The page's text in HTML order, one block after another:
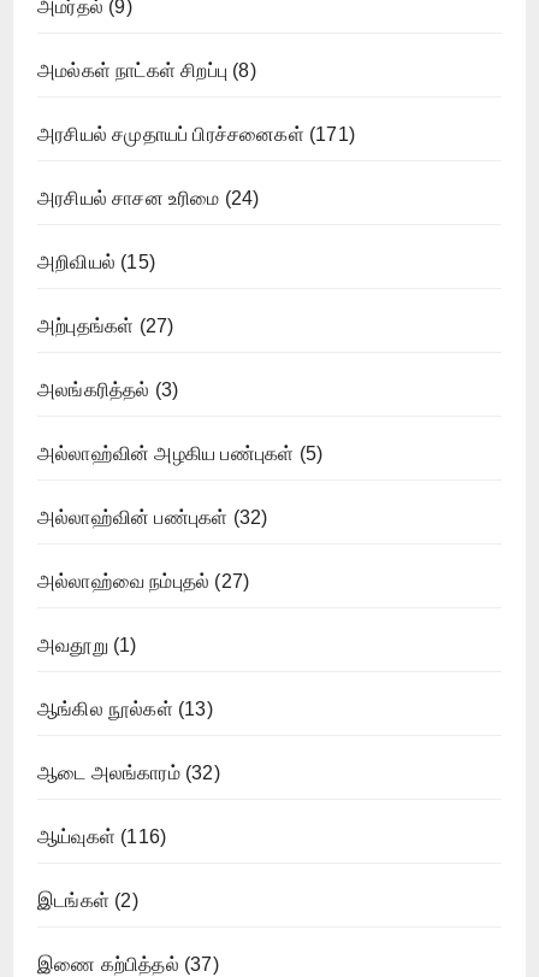
அமர்தல் (9)
அமல்கள் நாட்கள் சிறப்பு (8)
அரசியல் சமுதாயப் பிரச்சனைகள் (171)
அரசியல் சாசன உரிமை (24)
அறிவியல் (15)
அற்புதங்கள் (27)
அலங்கரித்தல் (3)
அல்லாஹ்வின் அழகிய பண்புகள் (5)
அல்லாஹ்வின் பண்புகள் (32)
அல்லாஹ்வை நம்புதல் (27)
அவதூறு (1)
ஆங்கில நூல்கள் (13)
ஆடை அலங்காரம்(32)
ஆய்வுகள் (116)
இடங்கள் (2)
இணை கற்பித்தல் (37)